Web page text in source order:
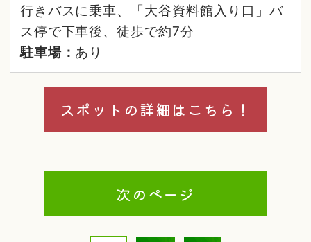
行きバスに乗車、「大谷資料館入り口」バ
ス停で下車後、徒歩で約7分
駐車場： あり
スポットの詳細はこちら！
次のページ